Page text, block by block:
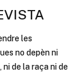
les
no depèn ni
ni de la raça ni de